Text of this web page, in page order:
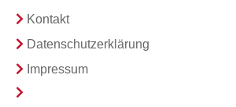
Kontakt
Datenschutzerklärung
Impressum